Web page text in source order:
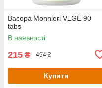
Bacopa Monnieri VEGE 90
tabs
В наявності
215 ₴ 494 ₴
Купити